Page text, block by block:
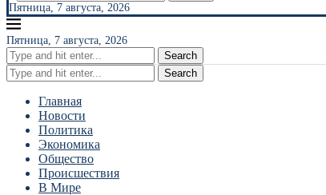
Пятница, 7 августа, 2026
Пятница, 7 августа, 2026
Search
Search
Главная
Новости
Политика
Экономика
Общество
Происшествия
В Мире